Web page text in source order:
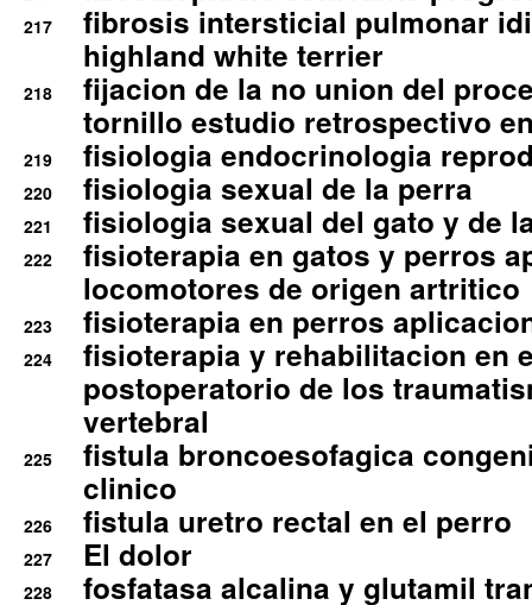
217
fibrosis intersticial pulmonar
highland white terrier
218
fijacion de la no union del
tornillo estudio retrospectivo
219 fisiologia endocrinologia
220 fisiologia sexual de la perra
221 fisiologia sexual del gato y de
222
fisioterapia en gatos y perros
locomotores de origen artritico
223 fisioterapia en perros
224
fisioterapia y rehabilitacion en
postoperatorio de los
vertebral
225
fistula broncoesofagica
clinico
226 fistula uretro rectal en el perro
227 El dolor
228
fosfatasa alcalina y glutamil